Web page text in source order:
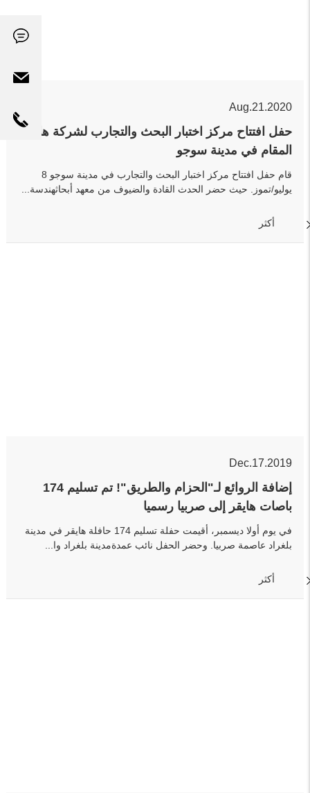
Aug.21.2020
حفل افتتاح مركز اختبار البحث والتجارب لشركة هايقر
المقام في مدينة سوجو
قام حفل افتتاح مركز اختبار البحث والتجارب في مدينة سوجو 8
يوليو/تموز. حيث حضر الحدث القادة والضيوف من معهد أبحاثهندسة...
أكثر
Dec.17.2019
إضافة الروائع لـ"الحزام والطريق"! تم تسليم 174
باصات هايقر إلى صربيا رسميا
في يوم أولا ديسمبر، أقيمت حفلة تسليم 174 حافلة هايقر في مدينة
بلغراد عاصمة صربيا. وحضر الحفل نائب عمدةمدينة بلغراد وا...
أكثر